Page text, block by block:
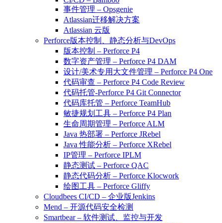
事件管理 – Opsgenie
Atlassian迁移解决方案
Atlassian 云版
Perforce版本控制、静态分析与DevOps
版本控制 – Perforce P4
数字资产管理 – Perforce P4 DAM
设计/美术专用大文件管理 – Perforce P4 One
代码审查 – Perforce P4 Code Review
代码托管-Perforce P4 Git Connector
代码库托管 – Perforce TeamHub
敏捷规划工具 – Perforce P4 Plan
生命周期管理 – Perforce ALM
Java 热部署 – Perforce JRebel
Java 性能分析 – Perforce XRebel
IP管理 – Perforce IPLM
静态测试 – Perforce QAC
静态代码分析 – Perforce Klocwork
绘图工具 – Perforce Gliffy
Cloudbees CI/CD – 企业版Jenkins
Mend – 开源代码安全检测
Smartbear – 软件测试、监控与开发